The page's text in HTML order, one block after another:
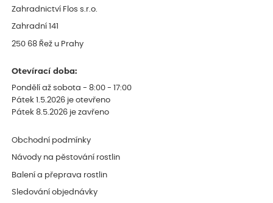
Zahradnictví Flos s.r.o.
Zahradní 141
250 68 Řež u Prahy
Otevírací doba:
Pondělí až sobota - 8:00 - 17:00
Pátek 1.5.2026 je otevřeno
Pátek 8.5.2026 je zavřeno
Obchodní podmínky
Návody na pěstování rostlin
Balení a přeprava rostlin
Sledování objednávky